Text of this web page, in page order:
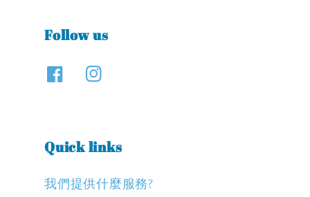
Follow us
Quick links
我們提供什麼服務?